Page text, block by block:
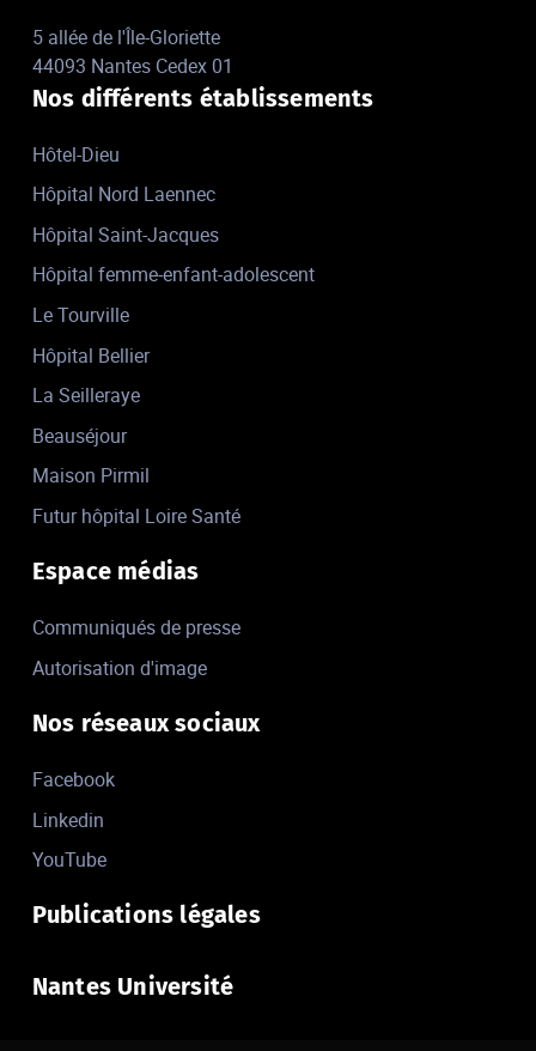
5 allée de l'Île-Gloriette
44093 Nantes Cedex 01
Nos différents établissements
Hôtel-Dieu
Hôpital Nord Laennec
Hôpital Saint-Jacques
Hôpital femme-enfant-adolescent
Le Tourville
Hôpital Bellier
La Seilleraye
Beauséjour
Maison Pirmil
Futur hôpital Loire Santé
Espace médias
Communiqués de presse
Autorisation d'image
Nos réseaux sociaux
Facebook
Linkedin
YouTube
Publications légales
Nantes Université